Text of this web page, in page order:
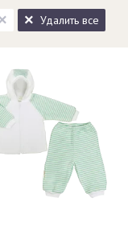
Удалить все